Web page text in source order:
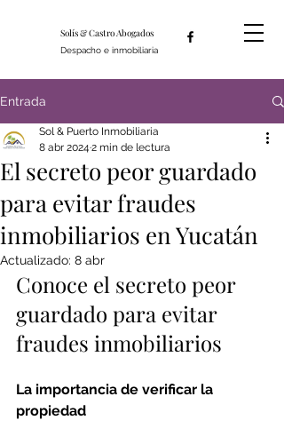
Despacho e inmobiliaria
Solís & Castro Abogados
Entrada
El secreto peor guardado
para evitar fraudes
inmobiliarios en Yucatán
Sol & Puerto Inmobiliaria
8 abr 2024 2 min de lectura
Actualizado: 8 abr
Conoce el secreto peor
guardado para evitar
fraudes inmobiliarios
La importancia de verificar la
propiedad